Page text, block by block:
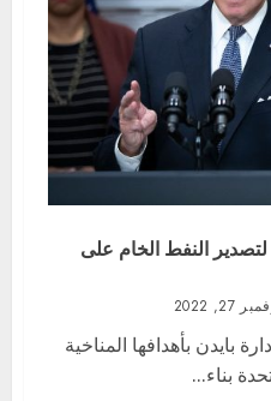
النفط الخام على
27, 2022
بايدن بأهدافها المناخية
بناء...